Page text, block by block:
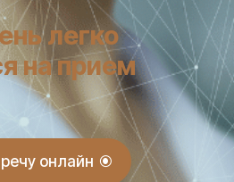
легко
на прием
онлайн